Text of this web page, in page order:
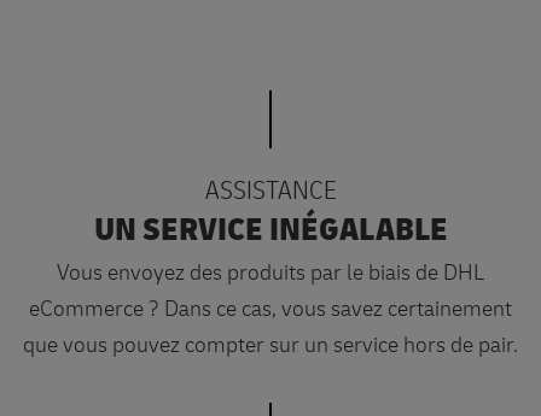
ASSISTANCE
UN SERVICE INÉGALABLE
Vous envoyez des produits par le biais de DHL
eCommerce ? Dans ce cas, vous savez certainement
que vous pouvez compter sur un service hors de pair.